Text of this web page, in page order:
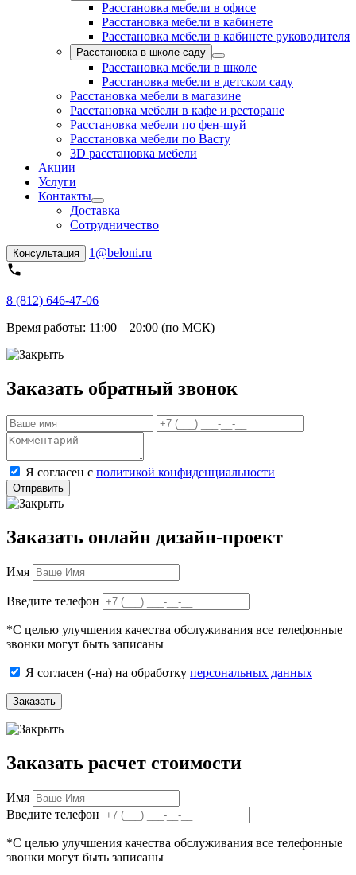
Расстановка мебели в офисе
Расстановка мебели в кабинете
Расстановка мебели в кабинете руководителя
Расстановка в школе-саду
Расстановка мебели в школе
Расстановка мебели в детском саду
Расстановка мебели в магазине
Расстановка мебели в кафе и ресторане
Расстановка мебели по фен-шуй
Расстановка мебели по Васту
3D расстановка мебели
Акции
Услуги
Контакты
Доставка
Сотрудничество
Консультация 1@beloni.ru
8 (812) 646-47-06
Время работы: 11:00—20:00 (по МСК)
Заказать обратный звонок
Я согласен с политикой конфиденциальности
Отправить
Заказать онлайн дизайн-проект
Имя
Введите телефон
*С целью улучшения качества обслуживания все телефонные
звонки могут быть записаны
Я согласен (-на) на обработку персональных данных
Заказать
Заказать расчет стоимости
Имя
Введите телефон
*С целью улучшения качества обслуживания все телефонные
звонки могут быть записаны